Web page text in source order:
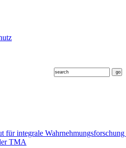
für integrale
TMA